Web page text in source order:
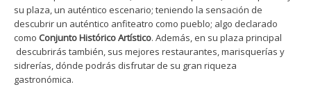
su plaza, un auténtico escenario; teniendo la sensación de
descubrir un auténtico anfiteatro como pueblo; algo declarado
como Conjunto Histórico Artístico. Además, en su plaza principal
descubrirás también, sus mejores restaurantes, marisquerías y
sidrerías, dónde podrás disfrutar de su gran riqueza
gastronómica.